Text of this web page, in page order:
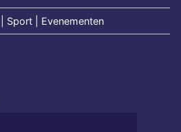
Sport | Evenementen